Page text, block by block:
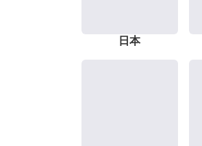
日本